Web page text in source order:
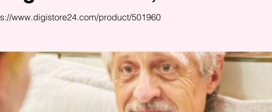
www.digistore24.com/product/501960